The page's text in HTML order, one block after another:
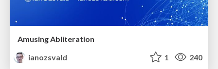
Amusing Abliteration
ianozsvald
1 240